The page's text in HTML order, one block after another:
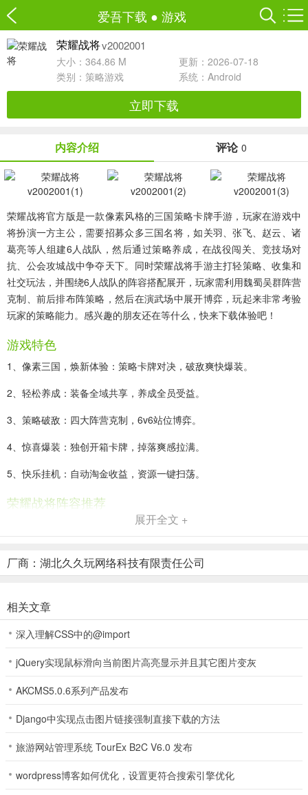
爱吾下载 ● 游戏
荣耀战将v2002001
大小：364.86 M
更新：2026-07-18
类别： 策略游戏 系统：Android
立即下载
内容介绍 评论 0
荣耀战将官方版是一款像素风格的三国策略卡牌手游，玩家在游戏中
将扮演一方主公，需要招募众多三国名将，如关羽、张飞、赵云、诸
葛亮等人组建6人战队，然后通过策略养成，在战役闯关、竞技场对
抗、公会攻城战中争夺天下。同时荣耀战将手游主打轻策略、收集和
社交玩法，并围绕6人战队的阵容搭配展开，玩家需利用魏蜀吴群阵营
克制、前后排布阵策略，然后在演武场中展开博弈，玩起来非常考验
玩家的策略能力。感兴趣的朋友还在等什么，快来下载体验吧！
游戏特色
1、像素三国，焕新体验：策略卡牌对决，破敌爽快爆装。
2、轻松养成：装备全域共享，养成全员受益。
3、策略破敌：四大阵营克制，6v6站位博弈。
4、惊喜爆装：独创开箱卡牌，掉落爽感拉满。
5、快乐挂机：自动淘金收益，资源一键扫荡。
荣耀战将阵容推荐
阵容1：魔张辽、魔曹丕、魔许褚、魔吕布、魔貂蝉
阵容3：魔吕布、魔貂蝉、神姜维、神赵云、神诸葛亮
阵容4：神赵云、神周瑜、左慈、貂蝉、魏延
阵容5：魔张辽、魔曹丕、张辽、庞统、张角
荣耀战将武将系统玩法介绍
1、武将系统是游戏核心战斗与成长玩法，以深度养成与策略搭配为核
心亮点！武将涵盖魏蜀吴群四大阵营、五大品质及输出 / 肉盾等四大
职业，自带普攻与怒气技能，属性体系丰富。
2、养成维度多元，可通过升级、突破解锁潜能，吞噬同名武将升星获
展开全文 +
厂商：湖北久久玩网络科技有限责任公司
相关文章
深入理解CSS中的@import
jQuery实现鼠标滑向当前图片高亮显示并且其它图片变灰
AKCMS5.0.6系列产品发布
Django中实现点击图片链接强制直接下载的方法
旅游网站管理系统 TourEx B2C V6.0 发布
wordpress博客如何优化，设置更符合搜索引擎优化